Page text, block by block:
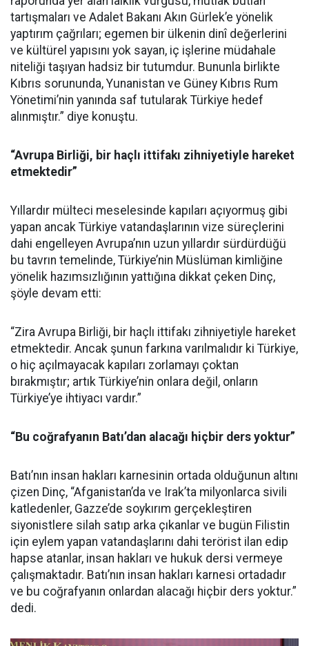
tartışmaları ve Adalet Bakanı Akın Gürlek’e yönelik
yaptırım çağrıları; egemen bir ülkenin dinî değerlerini
ve kültürel yapısını yok sayan, iç işlerine müdahale
niteliği taşıyan hadsiz bir tutumdur. Bununla birlikte
Kıbrıs sorununda, Yunanistan ve Güney Kıbrıs Rum
Yönetimi’nin yanında saf tutularak Türkiye hedef
alınmıştır.” diye konuştu.
“Avrupa Birliği, bir haçlı ittifakı zihniyetiyle hareket
etmektedir”
Yıllardır mülteci meselesinde kapıları açıyormuş gibi
yapan ancak Türkiye vatandaşlarının vize süreçlerini
dahi engelleyen Avrupa’nın uzun yıllardır sürdürdüğü
bu tavrın temelinde, Türkiye’nin Müslüman kimliğine
yönelik hazımsızlığının yattığına dikkat çeken Dinç,
şöyle devam etti:
“Zira Avrupa Birliği, bir haçlı ittifakı zihniyetiyle hareket
etmektedir. Ancak şunun farkına varılmalıdır ki Türkiye,
o hiç açılmayacak kapıları zorlamayı çoktan
bırakmıştır; artık Türkiye’nin onlara değil, onların
Türkiye’ye ihtiyacı vardır.”
“Bu coğrafyanın Batı’dan alacağı hiçbir ders yoktur”
Batı’nın insan hakları karnesinin ortada olduğunun altını
çizen Dinç, “Afganistan’da ve Irak’ta milyonlarca sivili
katledenler, Gazze’de soykırım gerçekleştiren
siyonistlere silah satıp arka çıkanlar ve bugün Filistin
için eylem yapan vatandaşlarını dahi terörist ilan edip
hapse atanlar, insan hakları ve hukuk dersi vermeye
çalışmaktadır. Batı’nın insan hakları karnesi ortadadır
ve bu coğrafyanın onlardan alacağı hiçbir ders yoktur.”
dedi.